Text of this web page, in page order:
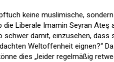
keine muslimische,
die Liberale Imamin Seyran
schwer damit, einzusehen, dass
Weltoffenheit eignen?“
dies „leider regelmäßig